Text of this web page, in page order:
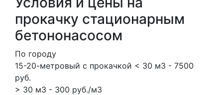
прокачку стационарным
бетононасосом
По городу
15-20-метровый с прокачкой < 30 м3 - 7500
руб.
> 30 м3 - 300 руб./м3